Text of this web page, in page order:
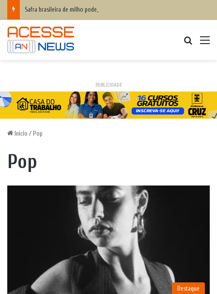
Safra brasileira de milho pode superar 140 milhões de toneladas
PUBLICIDADE
Início / Pop
Pop
Destaque